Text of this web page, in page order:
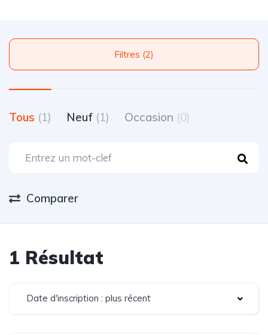
Filtres (2)
Tous (1) Neuf (1) Occasion (0)
Comparer
1 Résultat
Date d'inscription : plus récent